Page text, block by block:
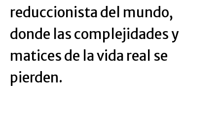
reduccionista del mundo,
donde las complejidades y
matices de la vida real se
pierden.